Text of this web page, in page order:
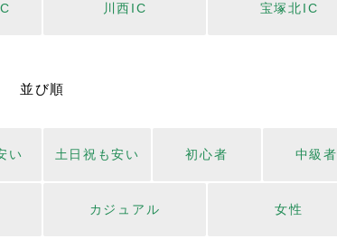
川西IC 宝塚北IC
並び順
い 土日祝も安い 初心者 中級者
カジュアル 女性